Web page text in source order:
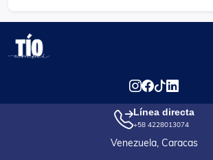
Línea directa
+58 4228013074
Venezuela, Caracas